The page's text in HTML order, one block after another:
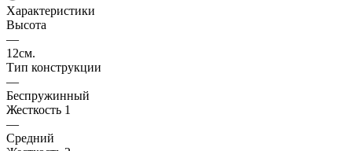
Характеристики
Высота
—
12см.
Тип конструкции
—
Беспружинный
Жесткость 1
—
Средний